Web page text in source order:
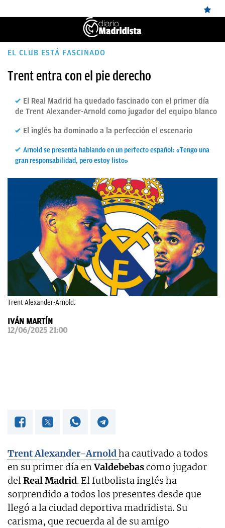
ÚLTIMAS
MADRID
BALONCESTO
FICHAJES
FEMENINO
PAPARAZZI
OKDIARIO
EL CLUB ESTÁ FASCINADO
Trent entra con el pie derecho
El Real Madrid ha quedado fascinado con el primer día
de Trent Alexander-Arnold como jugador del equipo blanco
El inglés ha dominado a la perfección el escenario
Arnold se presenta hablando en un perfecto español: «Tengo una
gran responsabilidad, pero estoy listo»
Trent Alexander-Arnold.
IVÁN MARTÍN
12/06/2025 21:00
Trent Alexander-Arnoldha cautivado a todos
en su primer día enValdebebascomo jugador
delReal Madrid. El futbolista inglés ha
sorprendido a todos los presentes desde que
llegó a la ciudad deportiva madridista. Su
carisma, que recuerda al de su amigo